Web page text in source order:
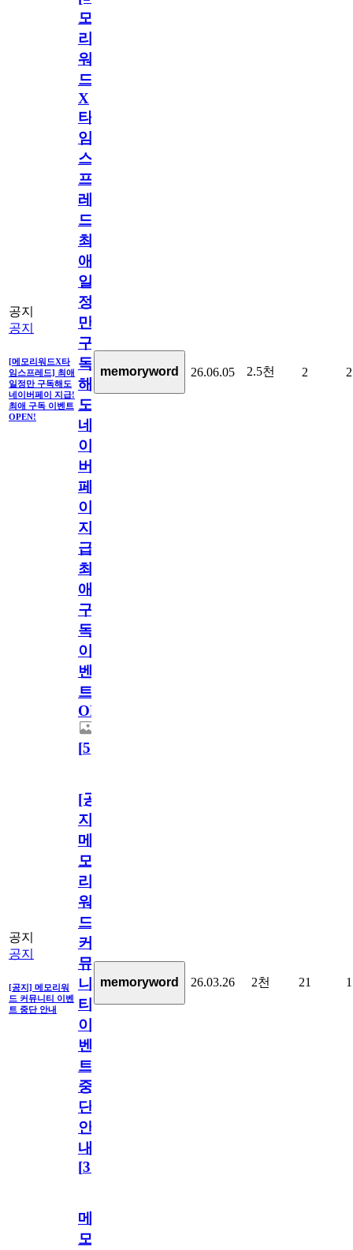
공지
공지
[메모리워드X타
임스프레드] 최애
일정만 구독해도
네이버페이 지급!
최애 구독 이벤트
OPEN!
모
리
워
드
X
타
임
스
프
레
드]
최
애
일
정
만
구
독
해
도
네
이
버
페
이
지
급!
최
애
구
독
이
벤
트
OPEN!
[5]
memoryword 26.06.05 2.5천 2 2
공지
공지
[공지] 메모리워
드 커뮤니티 이벤
트 중단 안내
[공
지]
메
모
리
워
드
커
뮤
니
티
이
벤
트
중
단
안
내
[31
memoryword 26.03.26 2천 21 1
메
모